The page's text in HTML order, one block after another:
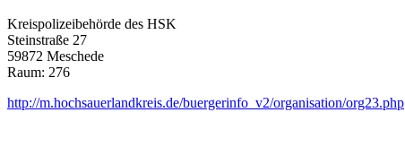
Kreispolizeibehörde des HSK
Steinstraße 27
59872 Meschede
Raum: 276
http://m.hochsauerlandkreis.de/buergerinfo_v2/organisation/org23.php